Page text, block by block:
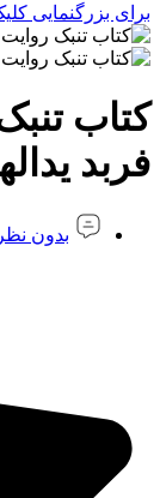
برای بزرگنمایی
کتاب
فربد
بدون نظر